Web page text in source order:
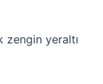
zengin yeraltı